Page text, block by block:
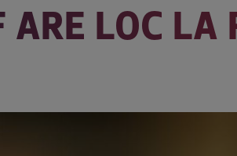
LOC LA